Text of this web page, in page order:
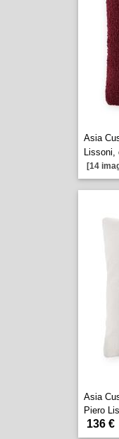
Asia
Lissoni,
[14
Asia
Piero
136 €